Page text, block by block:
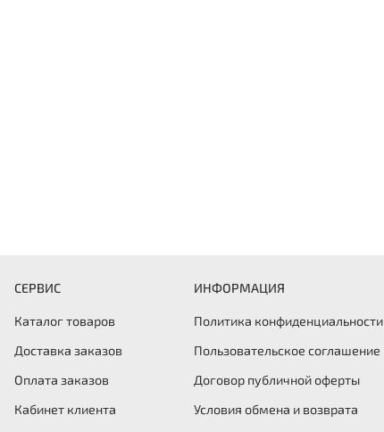
СЕРВИС
Каталог товаров
Доставка заказов
Оплата заказов
Кабинет клиента
ИНФОРМАЦИЯ
Политика конфиденциальности
Пользовательское соглашение
Договор публичной оферты
Условия обмена и возврата